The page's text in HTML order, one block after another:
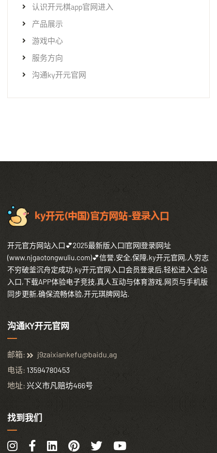
认识开元棋app官网进入
产品展示
游戏中心
服务方向
沟通ky开元官网
开元官方网站入口💕2025最新版入口|官网|登录|网址
(www.njgaotongwuliu.com)💕信誉,安全,保障,ky开元官网,人穷志
不穷破釜沉舟定成功.ky开元官网入口会员登录后,轻松进入全站
入口,下载APP体验电子竞技,真人互动与体育游戏,网页与手机版
同步更新,确保流畅体验,开元琪牌网站.
沟通KY开元官网
邮箱:
j9zaixiankefu@baidu.ag
电话: 13594780453
地址: 兴义市凡赔坊466号
找到我们